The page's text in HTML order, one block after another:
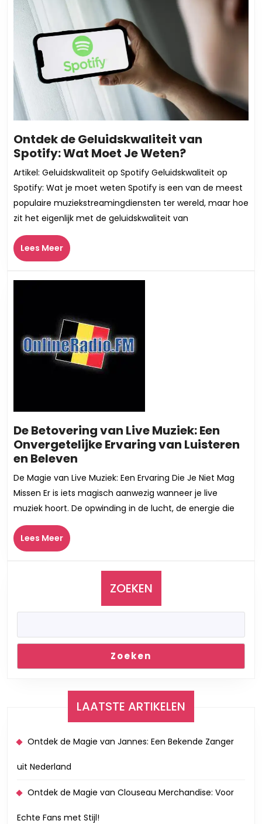
Ontdek de Geluidskwaliteit van
Spotify: Wat Moet Je Weten?Ontdek
de
van
Spotify:
Wat
Artikel: Geluidskwaliteit op Spotify Geluidskwaliteit op
Spotify: Wat je moet weten Spotify is een van de meest
populaire muziekstreamingdiensten ter wereld, maar hoe
zit het eigenlijk met de geluidskwaliteit van
Lees MeerLees
Meer
De Betovering van Live Muziek: Een
Onvergetelijke Ervaring van Luisteren
en Beleven
Betovering
van
Live
Muziek:
Luisteren
Beleven
De Magie van Live Muziek: Een Ervaring Die Je Niet Mag
Missen Er is iets magisch aanwezig wanneer je live
muziek hoort. De opwinding in de lucht, de energie die
Lees MeerLees
Meer
ZOEKEN
Zoeken
LAATSTE ARTIKELEN
Ontdek de Magie van Jannes: Een Bekende Zanger
uit Nederland
Ontdek de Magie van Clouseau Merchandise: Voor
Echte Fans met Stijl!